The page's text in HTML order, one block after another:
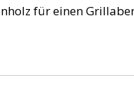
für einen